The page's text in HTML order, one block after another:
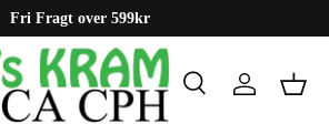
Fri Fragt over 599kr
Søg Log indKurv